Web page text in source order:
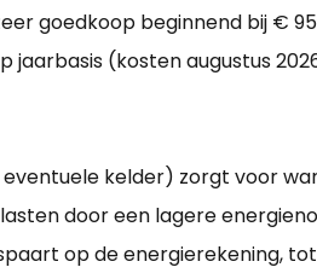
goedkoop beginnend bij €
jaarbasis (kosten augustus
eventuele kelder) zorgt voor
door een lagere
op de energierekening,